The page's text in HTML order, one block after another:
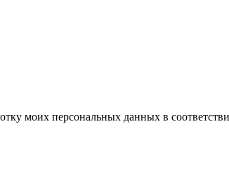
моих персональных данных в